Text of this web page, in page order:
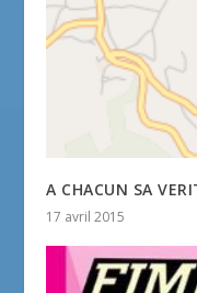
A CHACUN SA
17 avril 2015